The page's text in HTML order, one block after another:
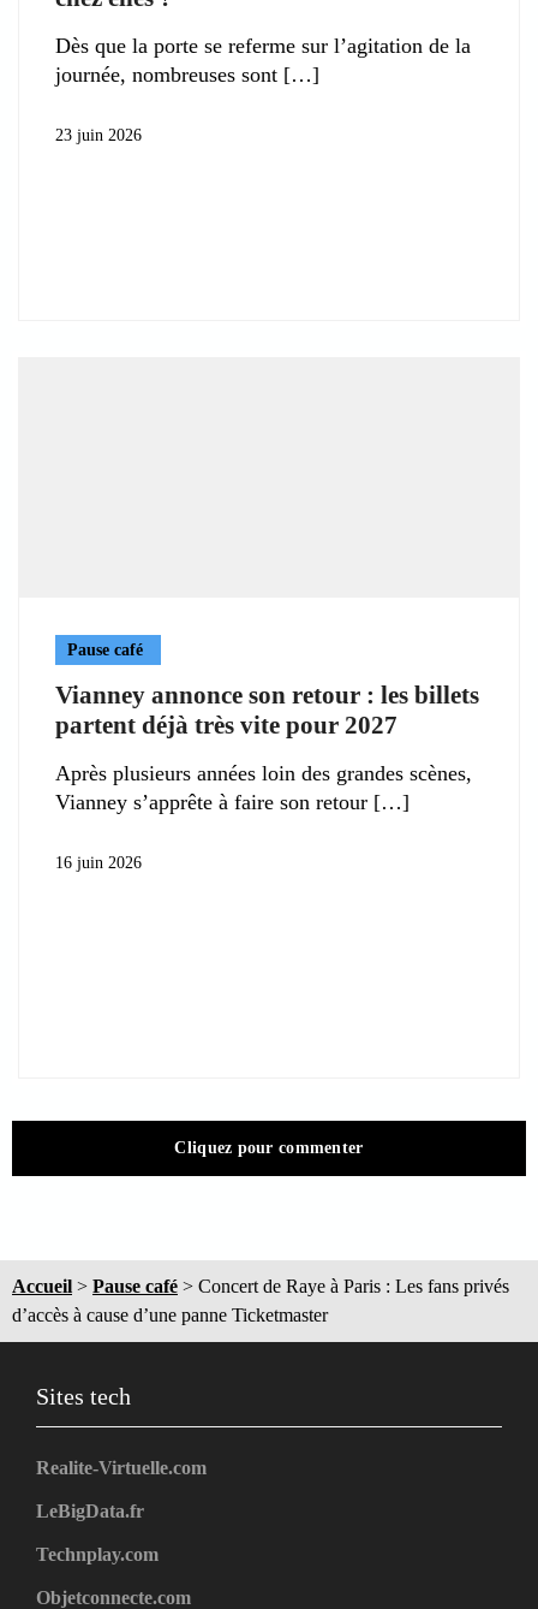
Dès que la porte se referme sur l’agitation de la
journée, nombreuses sont
23 juin 2026
Pause café
Vianney annonce son retour : les billets
partent déjà très vite pour 2027
Après plusieurs années loin des grandes scènes,
Vianney s’apprête à faire son retour
16 juin 2026
Cliquez pour commenter
Accueil > Pause café > Concert de Raye à Paris : Les fans privés
d’accès à cause d’une panne Ticketmaster
Sites tech
Realite-Virtuelle.com
LeBigData.fr
Technplay.com
Objetconnecte.com